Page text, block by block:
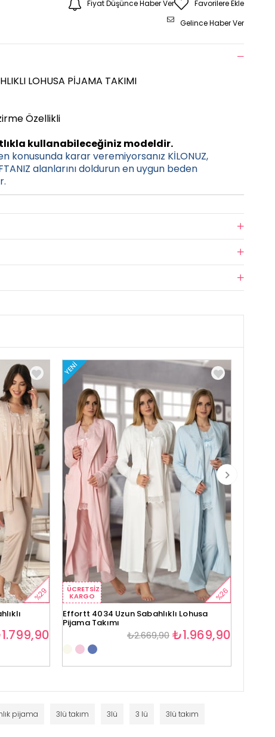
Favorilere Ekle
Fiyat Düşünce Haber Ver
Gelince Haber Ver
LOHUSA PİJAMA TAKIMI
Özellikli
kullanabileceğiniz modeldir.
konusunda karar veremiyorsanız KİLONUZ,
alanlarını doldurun en uygun beden
%29 ÜCRETSIZ
KARGO
YENI
%26
Effortt 4034 Uzun Sabahlıklı Lohusa
Pijama Takımı
₺1.969,90
₺2.669,90
pijama 3lü takım 3lü 3 lü 3lü takım